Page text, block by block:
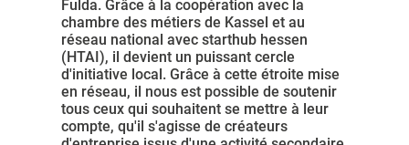
Fulda. Grâce à la coopération avec la
chambre des métiers de Kassel et au
réseau national avec starthub hessen
(HTAI), il devient un puissant cercle
d'initiative local. Grâce à cette étroite mise
en réseau, il nous est possible de soutenir
tous ceux qui souhaitent se mettre à leur
compte, qu'il s'agisse de créateurs